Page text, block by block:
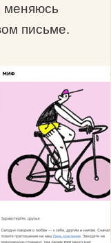
меняюсь
письме.